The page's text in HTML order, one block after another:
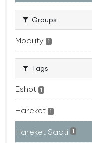
Groups
Mobility 1
Tags
Eshot 1
Hareket 1
Hareket Saati 1